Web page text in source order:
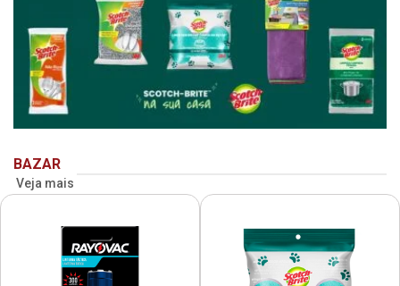
BAZAR
Veja mais